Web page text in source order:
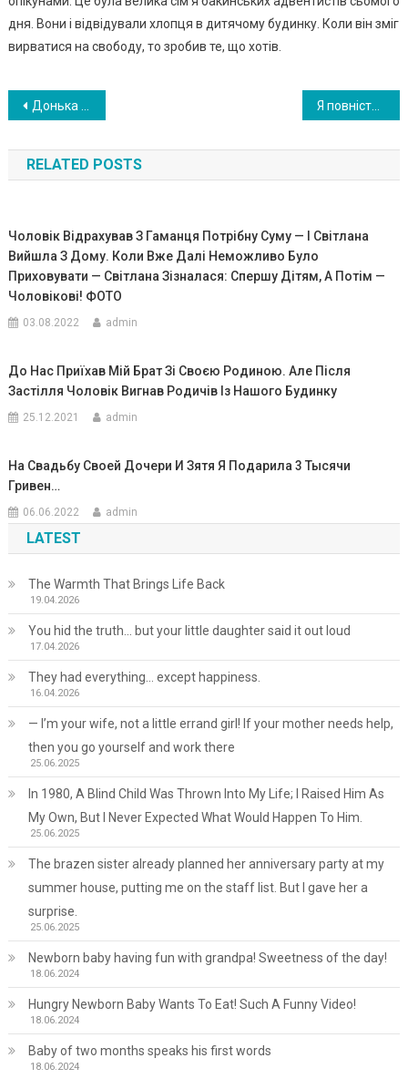
дня. Вони і відвідували хлопця в дитячому будинку. Коли він зміг
вирватися на свободу, то зробив те, що хотів.
Навигация
по
записям
Донька з чоловіком завжди їдять у своїй кімнаті та нічим з нами не діляться. Коли я дізналася причину, мені стало ніяково Я повністю зникла з життя свого сина, як тільки він одружився, але вчора він подзвонив мені з таким проханням, від чого я здригнулася
RELATED POSTS
Чоловік Відрахував З Гаманця Потрібну Суму — І Світлана
Вийшла З Дому. Коли Вже Далі Неможливо Було
Приховувати — Світлана Зізналася: Спершу Дітям, А Потім —
Чоловікові! ФОТО
03.08.2022 admin
До Нас Приїхав Мій Брат Зі Своєю Родиною. Але Після
Застілля Чоловік Вигнав Родичів Із Нашого Будинку
25.12.2021 admin
На Свадьбу Своей Дочери И Зятя Я Подарила 3 ​​Тысячи
Гривен…
06.06.2022 admin
LATEST
The Warmth That Brings Life Back
19.04.2026
You hid the truth… but your little daughter said it out loud
17.04.2026
They had everything… except happiness.
16.04.2026
— I’m your wife, not a little errand girl! If your mother needs help,
then you go yourself and work there
25.06.2025
In 1980, A Blind Child Was Thrown Into My Life; I Raised Him As
My Own, But I Never Expected What Would Happen To Him.
25.06.2025
The brazen sister already planned her anniversary party at my
summer house, putting me on the staff list. But I gave her a
surprise.
25.06.2025
Newborn baby having fun with grandpa! Sweetness of the day!
18.06.2024
Hungry Newborn Baby Wants To Eat! Such A Funny Video!
18.06.2024
Baby of two months speaks his first words
18.06.2024